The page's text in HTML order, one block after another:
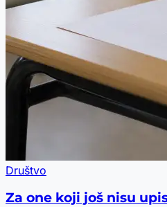
Društvo
Za one koji još nisu